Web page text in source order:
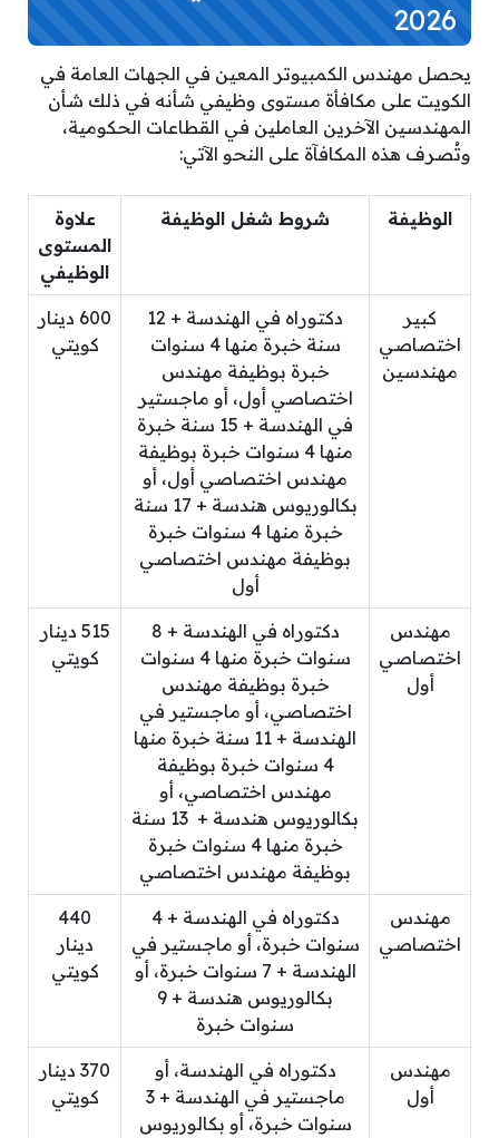
2026
يحصل مهندس الكمبيوتر المعين في الجهات العامة في
الكويت على مكافأة مستوى وظيفي شأنه في ذلك شأن
المهندسين الآخرين العاملين في القطاعات الحكومية،
وتُصرف هذه المكافآة على النحو الآتي:
الوظيفة شروط شغل الوظيفة
علاوة
المستوى
الوظيفي
كبير
اختصاصي
مهندسين
دكتوراه في الهندسة + 12
سنة خبرة منها 4 سنوات
خبرة بوظيفة مهندس
اختصاصي أول، أو ماجستير
في الهندسة + 15 سنة خبرة
منها 4 سنوات خبرة بوظيفة
مهندس اختصاصي أول، أو
بكالوريوس هندسة + 17 سنة
خبرة منها 4 سنوات خبرة
بوظيفة مهندس اختصاصي
أول
600 دينار
كويتي
مهندس
اختصاصي
أول
دكتوراه في الهندسة + 8
سنوات خبرة منها 4 سنوات
خبرة بوظيفة مهندس
اختصاصي، أو ماجستير في
الهندسة + 11 سنة خبرة منها
4 سنوات خبرة بوظيفة
مهندس اختصاصي، أو
بكالوريوس هندسة + 13 سنة
خبرة منها 4 سنوات خبرة
بوظيفة مهندس اختصاصي
515 دينار
كويتي
مهندس
اختصاصي
دكتوراه في الهندسة + 4
سنوات خبرة، أو ماجستير في
الهندسة + 7 سنوات خبرة، أو
بكالوريوس هندسة + 9
سنوات خبرة
440
دينار
كويتي
مهندس
أول
دكتوراه في الهندسة، أو
ماجستير في الهندسة + 3
سنوات خبرة، أو بكالوريوس
370 دينار
كويتي